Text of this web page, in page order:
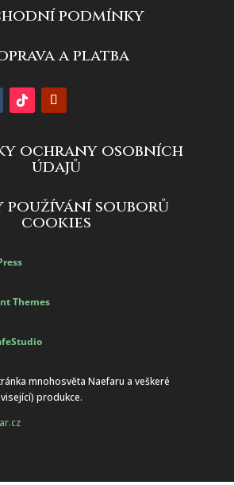
podmínky
a platba
ochrany osobních
údajů
používání souborů
cookies
Themes
mnohosvěta Naefaru a veškeré
produkce.